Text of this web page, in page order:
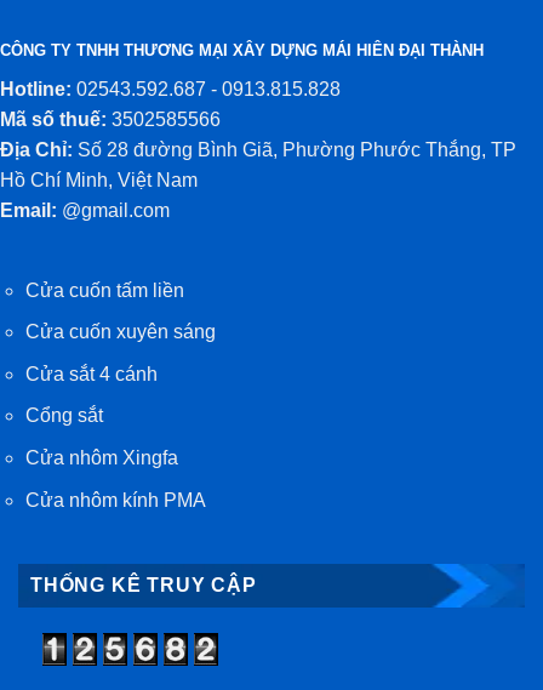
CÔNG TY TNHH THƯƠNG MẠI XÂY DỰNG MÁI HIÊN ĐẠI THÀNH
Hotline: 02543.592.687 - 0913.815.828
Mã số thuế: 3502585566
Địa Chỉ: Số 28 đường Bình Giã, Phường Phước Thắng, TP
Hồ Chí Minh, Việt Nam
Email: @gmail.com
Cửa cuốn tấm liền
Cửa cuốn xuyên sáng
Cửa sắt 4 cánh
Cổng sắt
Cửa nhôm Xingfa
Cửa nhôm kính PMA
THỐNG KÊ TRUY CẬP